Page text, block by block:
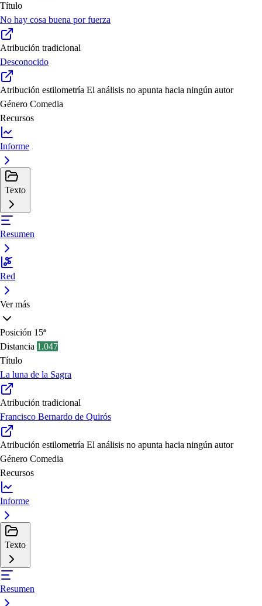
Título
No hay cosa buena por fuerza
Atribución tradicional
Desconocido
Atribución estilometría El análisis no apunta hacia ningún autor
Género Comedia
Recursos
Informe
Texto
Resumen
Red
Ver más
Posición 15ª
Distancia 1.047
Título
La luna de la Sagra
Atribución tradicional
Francisco Bernardo de Quirós
Atribución estilometría El análisis no apunta hacia ningún autor
Género Comedia
Recursos
Informe
Texto
Resumen